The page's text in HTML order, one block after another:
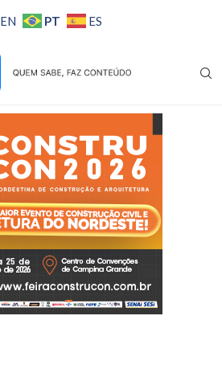
EN PT ES